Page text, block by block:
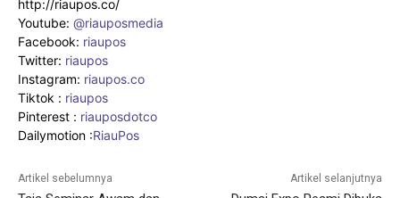
http://riaupos.co/
Youtube: @riauposmedia
Facebook: riaupos
Twitter: riaupos
Instagram: riaupos.co
Tiktok : riaupos
Pinterest : riauposdotco
Dailymotion :RiauPos
Artikel sebelumnya Artikel selanjutnya